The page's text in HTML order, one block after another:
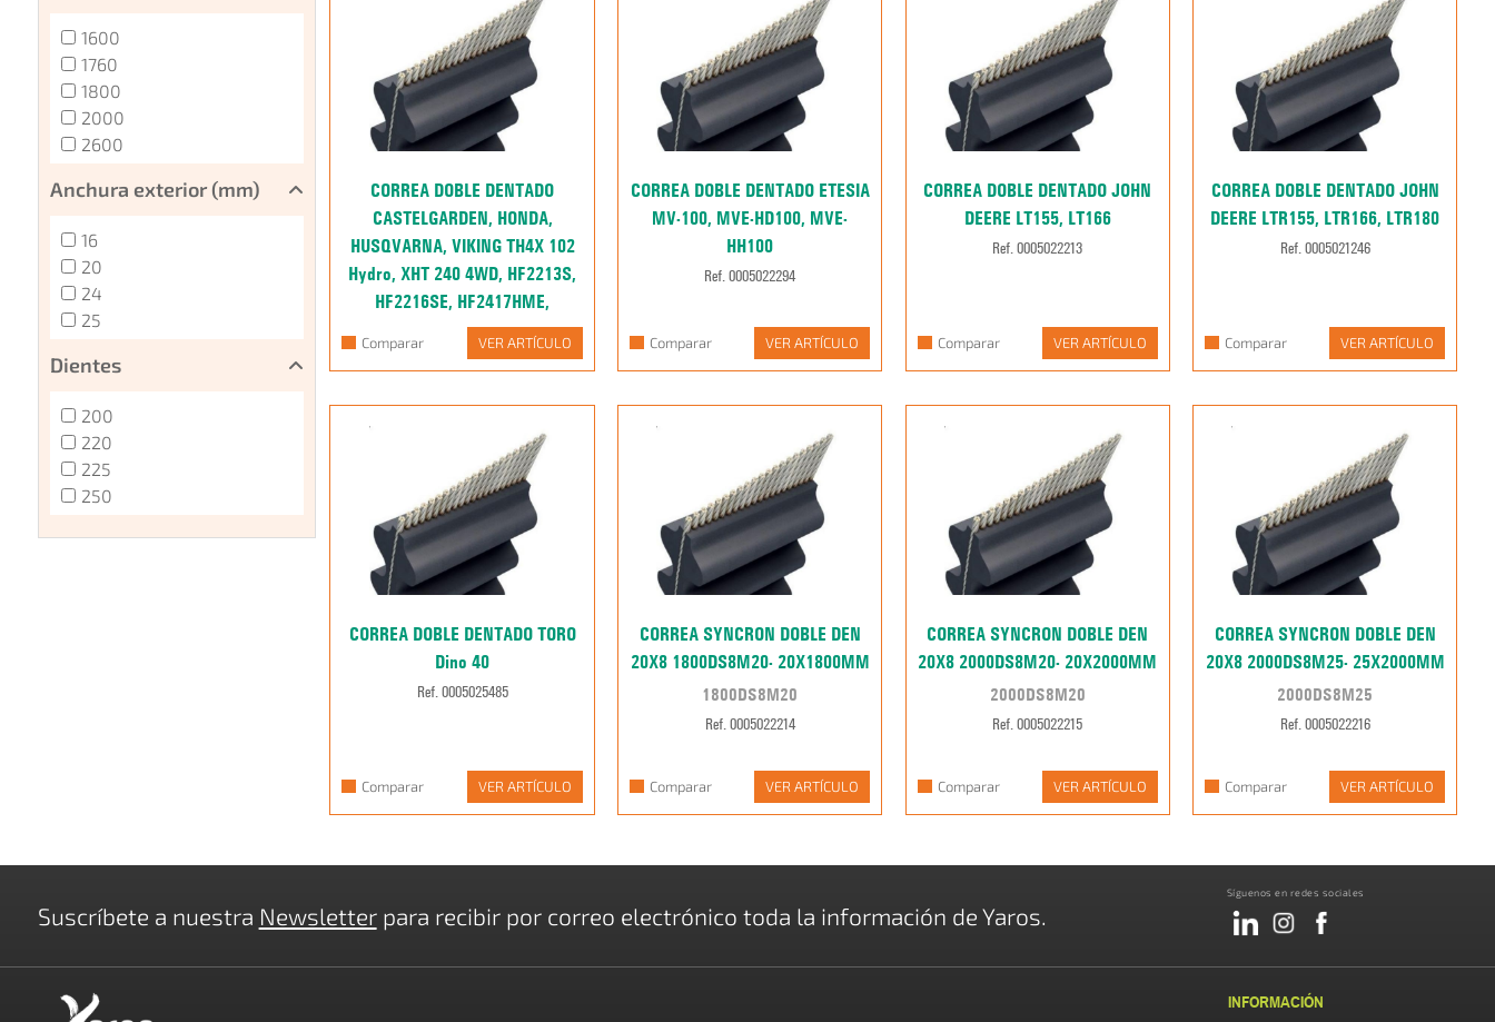
1600
1760
1800
2000
2600
Anchura exterior (mm)
16
20
24
25
Dientes
200
220
225
250
CORREA DOBLE DENTADO
CASTELGARDEN, HONDA,
HUSQVARNA, VIKING TH4X 102
Hydro, XHT 240 4WD, HF2213S,
HF2216SE, HF2417HME,
HF2417HTE, RB150, RBH180,
MT640, MT680
Comparar VER ARTÍCULO
CORREA DOBLE DENTADO ETESIA
MV-100, MVE-HD100, MVE-
HH100
Ref. 0005022294
Comparar VER ARTÍCULO
CORREA DOBLE DENTADO JOHN
DEERE LT155, LT166
Ref. 0005022213
Comparar VER ARTÍCULO
CORREA DOBLE DENTADO JOHN
DEERE LTR155, LTR166, LTR180
Ref. 0005021246
Comparar VER ARTÍCULO
CORREA DOBLE DENTADO TORO
Dino 40
Ref. 0005025485
Comparar VER ARTÍCULO
CORREA SYNCRON DOBLE DEN
20X8 1800DS8M20- 20X1800MM
1800DS8M20
Ref. 0005022214
Comparar VER ARTÍCULO
CORREA SYNCRON DOBLE DEN
20X8 2000DS8M20- 20X2000MM
2000DS8M20
Ref. 0005022215
Comparar VER ARTÍCULO
CORREA SYNCRON DOBLE DEN
20X8 2000DS8M25- 25X2000MM
2000DS8M25
Ref. 0005022216
Comparar VER ARTÍCULO
Suscríbete a nuestra Newsletterpara recibir por correo electrónico toda la información de Yaros.
Síguenos en redes sociales
INFORMACIÓN